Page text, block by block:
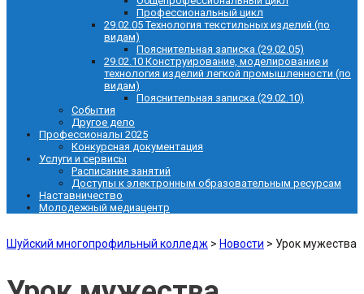
Профессиональный цикл
29.02.05 Технология текстильных изделий (по
видам)
Пояснительная записка (29.02.05)
29.02.10 Конструирование, моделирование и
технология изделий легкой промышленности (по
видам)
Пояснительная записка (29.02.10)
События
Другое дело
Профессионалы 2025
Конкурсная документация
Услуги и сервисы
Расписание занятий
Доступы к электронным образовательным ресурсам
Наставничество
Молодежный медиацентр
Шуйский многопрофильный колледж > Новости > Урок мужества